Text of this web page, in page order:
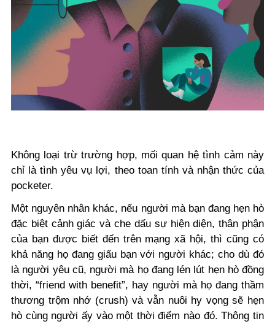
Không loại trừ trường hợp, mối quan hệ tình cảm này
chỉ là tình yêu vụ lợi, theo toan tính và nhận thức của
pocketer.
Một nguyên nhân khác, nếu người mà bạn đang hẹn hò
đặc biệt cảnh giác và che dấu sự hiện diện, thân phận
của bạn được biết đến trên mạng xã hội, thì cũng có
khả năng họ đang giấu bạn với người khác; cho dù đó
là người yêu cũ, người mà họ đang lén lút hẹn hò đồng
thời, “friend with benefit”, hay người mà họ đang thầm
thương trộm nhớ (crush) và vẫn nuôi hy vọng sẽ hẹn
hò cùng người ấy vào một thời điểm nào đó. Thông tin